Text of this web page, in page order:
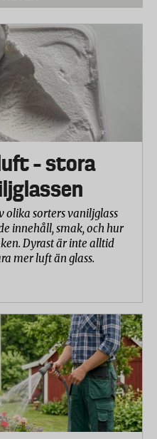
genom att mäta
dammsugaren blåser
i dBA
hur lätt det var att sätta
olika delar, byta och
och även dammsuga på
och labbet
deformation.
– stora
olika sorters vaniljglass
innehåll, smak, och hur
Dyrast är inte alltid
mer luft än glass.